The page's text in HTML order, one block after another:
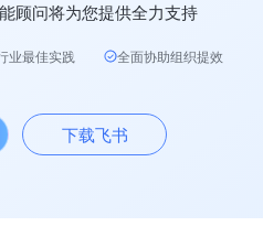
顾问将为您提供全力支持
业最佳实践 全面协助组织提效
下载飞书